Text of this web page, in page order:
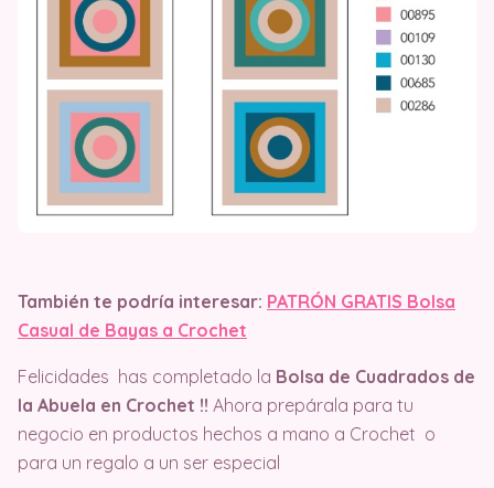
También te podría interesar: PATRÓN GRATIS Bolsa
Casual de Bayas a Crochet
Felicidades has completado la Bolsa de Cuadrados de
la Abuela en Crochet !! Ahora prepárala para tu
negocio en productos hechos a mano a Crochet o
para un regalo a un ser especial